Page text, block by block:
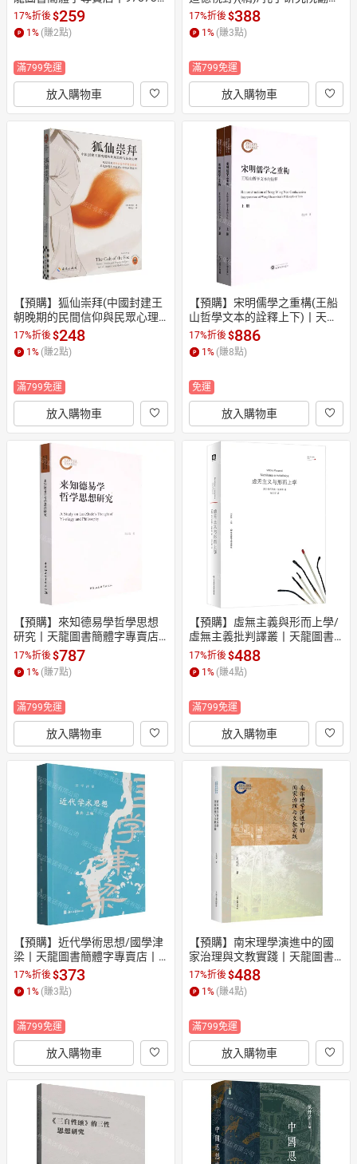
2706380 (tl2610)
17%折後$259
1 % (賺2點)
滿799免運
放入購物車
中國系列丨天龍圖書簡體字專
賣店丨9787308203609 (tl261
0)
17%折後$388
1 % (賺3點)
滿799免運
放入購物車
【預購】狐仙崇拜(中國封建王
朝晚期的民間信仰與民眾心理)
丨天龍圖書簡體字專賣店丨978
7573022752 (tl2610)
17%折後$248
1 % (賺2點)
滿799免運
放入購物車
【預購】宋明儒學之重構(王船
山哲學文本的詮釋上下)丨天龍
圖書簡體字專賣店丨97873072
33867 (tl2610)
17%折後$886
1 % (賺8點)
免運
放入購物車
【預購】來知德易學哲學思想
研究丨天龍圖書簡體字專賣店
丨9787522705484 (tl2610)
17%折後$787
1% (賺7點)
滿799免運
放入購物車
【預購】虛無主義與形而上學/
虛無主義批判譯叢丨天龍圖書
簡體字專賣店丨978757606634
0 (tl2610)
17%折後$488
1% (賺4點)
滿799免運
放入購物車
【預購】近代學術思想/國學津
梁丨天龍圖書簡體字專賣店丨9
787554019757 (tl2610)
17%折後$373
1 % (賺3點)
滿799免運
放入購物車
【預購】南宋理學演進中的國
家治理與文教實踐丨天龍圖書
簡體字專賣店丨978757321920
6 (tl2610)
17%折後$488
1 % (賺4點)
滿799免運
放入購物車